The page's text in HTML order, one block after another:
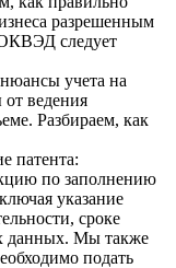
разрешенным
следует
учета на
ведения
Разбираем, как
патента:
по заполнению
указание
сроке
данных. Мы также
подать